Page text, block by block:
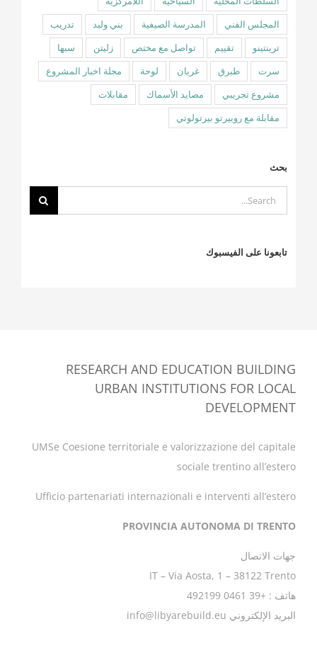
المجلس الفني
المدرسة الصيفية بني وليد
تدريب
ترينتينو
تقييم تواصل مع مختص زليتن
سبها
سرت
طبرق غريان لوحة
مجلة اخبار المشروع
مشروع تجريبي
مصايد الأسماك
مقابلات
مقابلة مع روبيرتو بيرتولوتي
بحث
Search
for:
تابعونا على الفيسبوك
RESEARCH AND EDUCATION BUILDING
URBAN INSTITUTIONS FOR LOCAL
DEVELOPMENT
UMSe Coesione territoriale e valorizzazione del capitale
sociale trentino all’estero
Ufficio partenariati internazionali e interventi all’estero
PROVINCIA AUTONOMA DI TRENTO
جهات الاتصال
IT – Via Aosta, 1 – 38122 Trento
هاتف : +39 0461 492199
البريد الإلكتروني info@libyarebuild.eu